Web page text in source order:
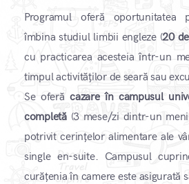
Programul oferă oportunitatea
îmbina studiul limbii engleze (20
cu practicarea acesteia într-un
timpul activităților de seară sau
Se oferăcazare în campusul
completă(3 mese/zi dintr-un
potrivit cerințelor alimentare ale
single en-suite. Campusul
curățenia în camere este asigurată